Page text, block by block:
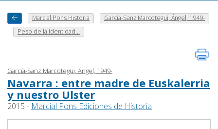
Marcial Pons Historia
García-Sanz Marcotegui, Ángel, 1949-
Peso de la identidad...
García-Sanz Marcotegui, Ángel, 1949-
Navarra : entre madre de Euskalerria
y nuestro Ulster
2015 - Marcial Pons Ediciones de Historia